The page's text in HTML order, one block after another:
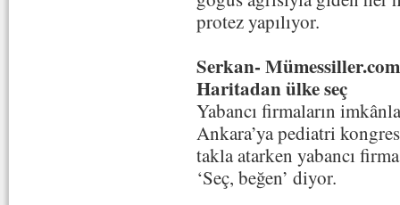
protez yapılıyor.
Serkan-
Haritadan ülke seç
Yabancı firmaların
Ankara’ya pediatri
takla atarken yabancı
‘Seç, beğen’ diyor.